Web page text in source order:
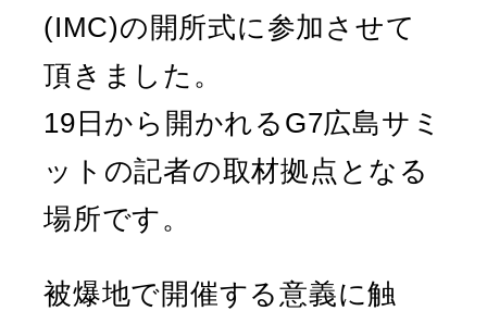
(IMC)の開所式に参加させて
頂きました。
19日から開かれるG7広島サミ
ットの記者の取材拠点となる
場所です。
被爆地で開催する意義に触